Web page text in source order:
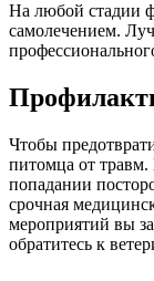
На любой стадии
самолечением.
Чтобы
питомца от
попадании
срочная
мероприятий вы
обратитесь к